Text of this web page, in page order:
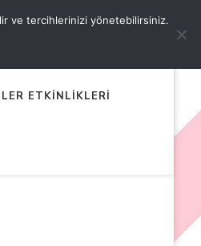
ETKİNLİKLERİ
ve tercihlerinizi yönetebilirsiniz.